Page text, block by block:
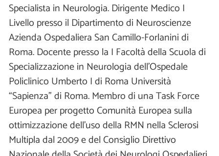
Specialista in Neurologia. Dirigente Medico I
Livello presso il Dipartimento di Neuroscienze
Azienda Ospedaliera San Camillo-Forlanini di
Roma. Docente presso la I Facoltà della Scuola di
Specializzazione in Neurologia dell’Ospedale
Policlinico Umberto I di Roma Università
“Sapienza” di Roma. Membro di una Task Force
Europea per progetto Comunità Europea sulla
ottimizzazione dell’uso della RMN nella Sclerosi
Multipla dal 2009 e del Consiglio Direttivo